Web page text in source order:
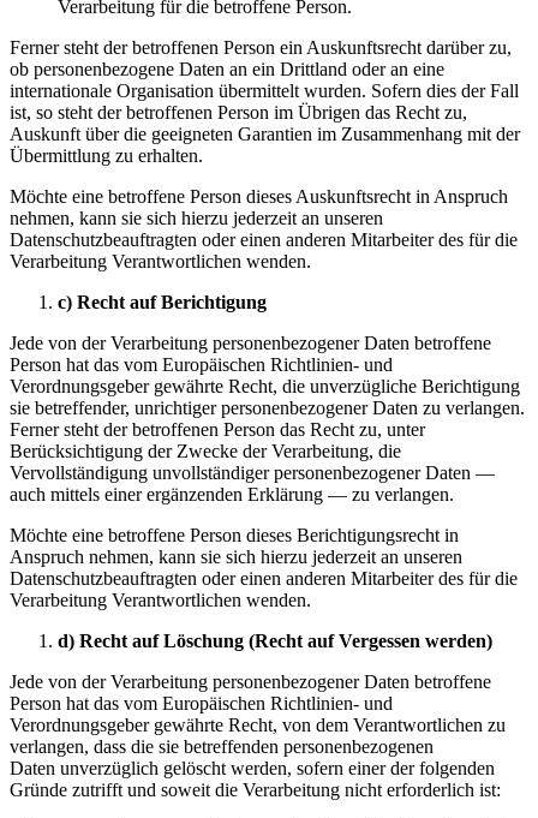
Verarbeitung für die betroffene Person.
Ferner steht der betroffenen Person ein Auskunftsrecht darüber zu,
ob personenbezogene Daten an ein Drittland oder an eine
internationale Organisation übermittelt wurden. Sofern dies der Fall
ist, so steht der betroffenen Person im Übrigen das Recht zu,
Auskunft über die geeigneten Garantien im Zusammenhang mit der
Übermittlung zu erhalten.
Möchte eine betroffene Person dieses Auskunftsrecht in Anspruch
nehmen, kann sie sich hierzu jederzeit an unseren
Datenschutzbeauftragten oder einen anderen Mitarbeiter des für die
Verarbeitung Verantwortlichen wenden.
c) Recht auf Berichtigung
Jede von der Verarbeitung personenbezogener Daten betroffene
Person hat das vom Europäischen Richtlinien- und
Verordnungsgeber gewährte Recht, die unverzügliche Berichtigung
sie betreffender, unrichtiger personenbezogener Daten zu verlangen.
Ferner steht der betroffenen Person das Recht zu, unter
Berücksichtigung der Zwecke der Verarbeitung, die
Vervollständigung unvollständiger personenbezogener Daten —
auch mittels einer ergänzenden Erklärung — zu verlangen.
Möchte eine betroffene Person dieses Berichtigungsrecht in
Anspruch nehmen, kann sie sich hierzu jederzeit an unseren
Datenschutzbeauftragten oder einen anderen Mitarbeiter des für die
Verarbeitung Verantwortlichen wenden.
d) Recht auf Löschung (Recht auf Vergessen werden)
Jede von der Verarbeitung personenbezogener Daten betroffene
Person hat das vom Europäischen Richtlinien- und
Verordnungsgeber gewährte Recht, von dem Verantwortlichen zu
verlangen, dass die sie betreffenden personenbezogenen
Daten unverzüglich gelöscht werden, sofern einer der folgenden
Gründe zutrifft und soweit die Verarbeitung nicht erforderlich ist: